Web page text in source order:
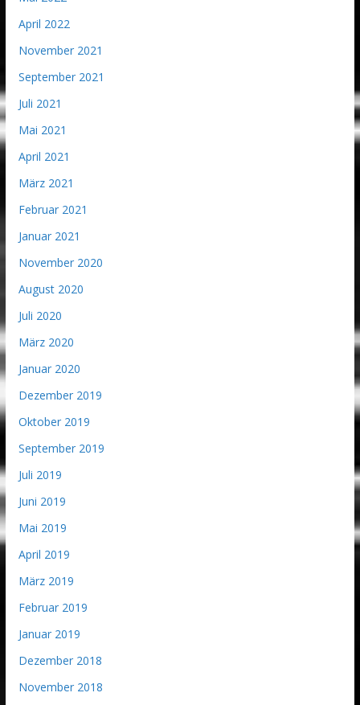
April 2022
November 2021
September 2021
Juli 2021
Mai 2021
April 2021
März 2021
Februar 2021
Januar 2021
November 2020
August 2020
Juli 2020
März 2020
Januar 2020
Dezember 2019
Oktober 2019
September 2019
Juli 2019
Juni 2019
Mai 2019
April 2019
März 2019
Februar 2019
Januar 2019
Dezember 2018
November 2018